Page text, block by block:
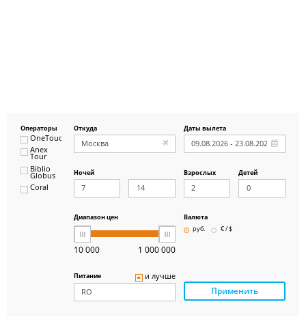
Операторы
OneTouch&Travel
Anex
Tour
Biblio
Globus
Coral
Откуда Даты вылета
Ночей Взрослых Детей
Диапазон цен
10 000 1 000 000
Валюта
руб.
€ / $
Питание и лучше
Применить